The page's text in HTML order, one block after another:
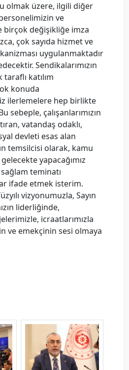
olmak üzere, ilgili diğer
ve
birçok değişikliğe imza
çok sayıda hizmet ve
uygulanmaktadır
Sendikalarımızın
katılım
konuda
ilerlemelere hep birlikte
sebeple, çalışanlarımızın
vatandaş odaklı,
devleti esas alan
temsilcisi olarak, kamu
yapacağımız
teminatı
ifade etmek isterim.
vizyonumuzla, Sayın
liderliğinde,
icraatlarımızla
ve emekçinin sesi olmaya